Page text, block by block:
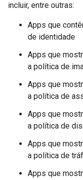
incluir, entre outras:
Apps que
de identidade
Apps que
a política de
Apps que
a política de
Apps que
a política de
Apps que
a política de
Apps que